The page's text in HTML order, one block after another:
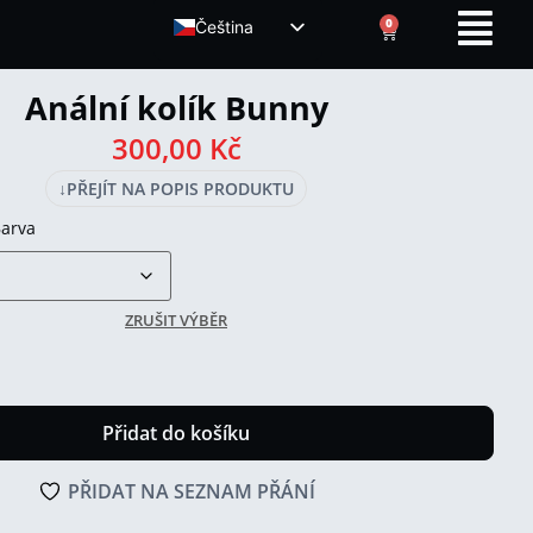
Čeština
ENGLISH (UK)
0
Anální kolík Bunny
300,00 Kč
↓PŘEJÍT NA POPIS PRODUKTU
ZRUŠIT VÝBĚR
Přidat do košíku
PŘIDAT NA SEZNAM PŘÁNÍ